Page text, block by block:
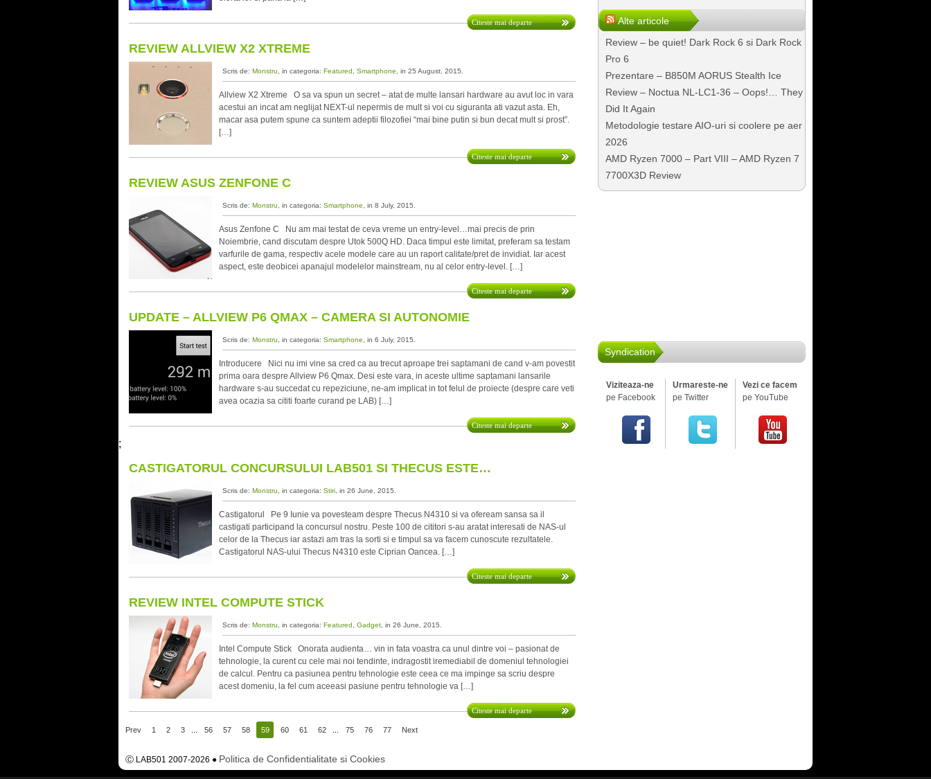
Citeste mai departe
REVIEW ALLVIEW X2 XTREME
Scris de: Monstru , in categoria: Featured Smartphone , in 25 August, 2015.
Allview X2 Xtreme O sa va spun un secret – atat de multe lansari hardware au avut loc in vara
acestui an incat am neglijat NEXT-ul nepermis de mult si voi cu siguranta ati vazut asta. Eh,
macar asa putem spune ca suntem adeptii filozofiei “mai bine putin si bun decat mult si prost”.
[…]
Citeste mai departe
REVIEW ASUS ZENFONE C
Scris de: Monstru , in categoria: Smartphone , in 8 July, 2015.
Asus Zenfone C Nu am mai testat de ceva vreme un entry-level…mai precis de prin
Noiembrie, cand discutam despre Utok 500Q HD. Daca timpul este limitat, preferam sa testam
varfurile de gama, respectiv acele modele care au un raport calitate/pret de invidiat. Iar acest
aspect, este deobicei apanajul modelelor mainstream, nu al celor entry-level. […]
Citeste mai departe
UPDATE – ALLVIEW P6 QMAX – CAMERA SI AUTONOMIE
Scris de: Monstru , in categoria: Smartphone , in 6 July, 2015.
Introducere Nici nu imi vine sa cred ca au trecut aproape trei saptamani de cand v-am povestit
prima oara despre Allview P6 Qmax. Desi este vara, in aceste ultime saptamani lansarile
hardware s-au succedat cu repeziciune, ne-am implicat in tot felul de proiecte (despre care veti
avea ocazia sa cititi foarte curand pe LAB) […]
Citeste mai departe
;
CASTIGATORUL CONCURSULUI LAB501 SI THECUS ESTE…
Scris de: Monstru , in categoria: Stiri , in 26 June, 2015.
Castigatorul Pe 9 Iunie va povesteam despre Thecus N4310 si va ofeream sansa sa il
castigati participand la concursul nostru. Peste 100 de cititori s-au aratat interesati de NAS-ul
celor de la Thecus iar astazi am tras la sorti si e timpul sa va facem cunoscute rezultatele.
Castigatorul NAS-ului Thecus N4310 este Ciprian Oancea. […]
Citeste mai departe
REVIEW INTEL COMPUTE STICK
Scris de: Monstru , in categoria: Featured Gadget , in 26 June, 2015.
Intel Compute Stick Onorata audienta… vin in fata voastra ca unul dintre voi – pasionat de
tehnologie, la curent cu cele mai noi tendinte, indragostit iremediabil de domeniul tehnologiei
de calcul. Pentru ca pasiunea pentru tehnologie este ceea ce ma impinge sa scriu despre
acest domeniu, la fel cum aceeasi pasiune pentru tehnologie va […]
Citeste mai departe
Prev 1 2 3 56 57 58 59 60 61 62 75 76 77 Next
Alte articole
Review – be quiet! Dark Rock 6 si Dark Rock
Pro 6
Prezentare – B850M AORUS Stealth Ice
Review – Noctua NL-LC1-36 – Oops!… They
Did It Again
Metodologie testare AIO-uri si coolere pe aer
2026
AMD Ryzen 7000 – Part VIII – AMD Ryzen 7
7700X3D Review
Syndication
Viziteaza-ne
pe Facebook
Urmareste-ne
pe Twitter
Vezi ce facem
pe YouTube
Ⓒ LAB501 2007-2026 ● Politica de Confidentialitate si Cookies